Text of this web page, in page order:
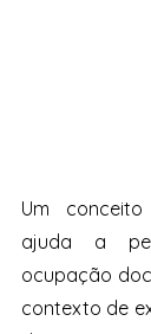
Um
ajuda a
ocupação
contexto de